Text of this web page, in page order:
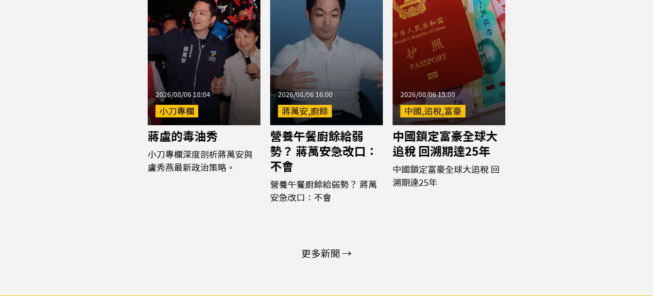
2026/08/06 18:04
小刀專欄
蔣盧的毒油秀
小刀專欄深度剖析蔣萬安與
盧秀燕最新政治策略。
2026/08/06 16:00
蔣萬安,廚餘
營養午餐廚餘給弱
勢？ 蔣萬安急改口：
不會
營養午餐廚餘給弱勢？ 蔣萬
安急改口：不會
2026/08/06 15:00
中國,追稅,富豪
中國鎖定富豪全球大
追稅 回溯期達25年
中國鎖定富豪全球大追稅 回
溯期達25年
更多新聞 →